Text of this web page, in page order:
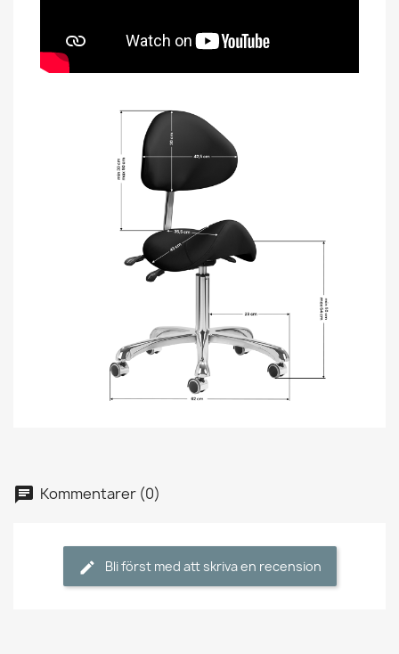
Kommentarer (0)
Bli först med att skriva en recension